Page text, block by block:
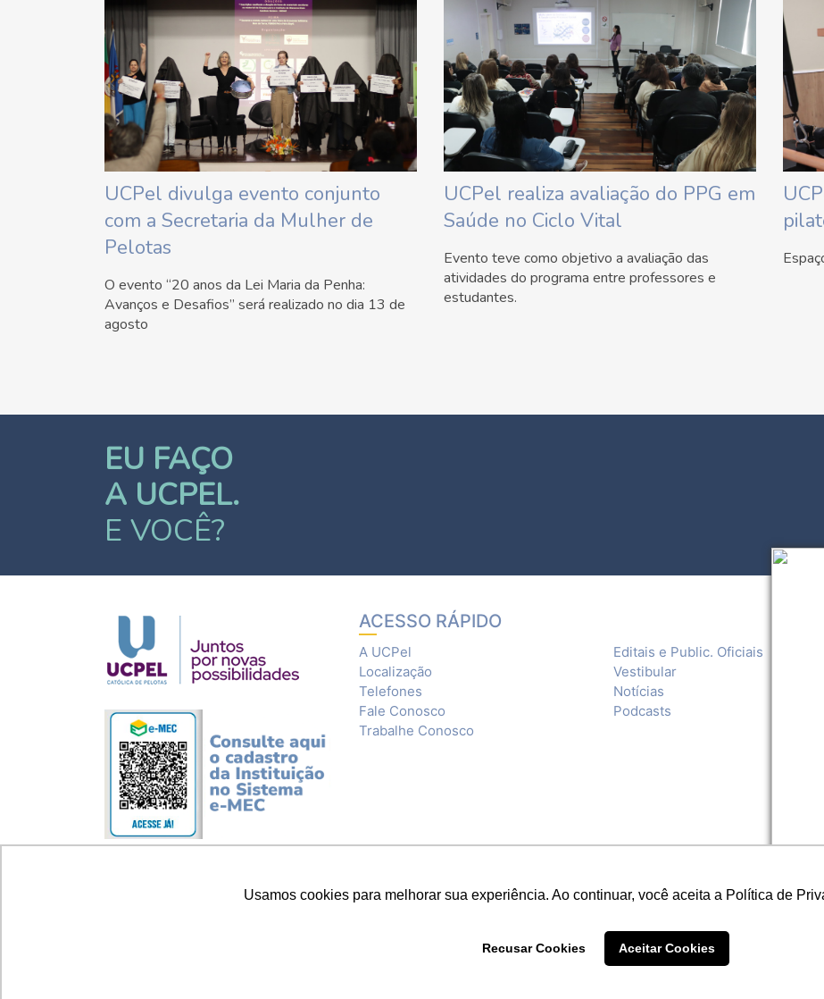
Usamos cookies para melhorar sua experiência. Ao continuar, você aceita a Política de
Recusar Cookies Aceitar Cookies
UCPel divulga evento conjunto
com a Secretaria da Mulher de
Pelotas
O evento “20 anos da Lei Maria da Penha:
Avanços e Desafios” será realizado no dia 13 de
agosto
UCPel realiza avaliação do PPG em
Saúde no Ciclo Vital
Evento teve como objetivo a avaliação das
atividades do programa entre professores e
estudantes.
EU FAÇO
A UCPEL.
E VOCÊ?
ACESSO RÁPIDO
A UCPel
Localização
Telefones
Fale Conosco
Trabalhe Conosco
Editais e Public. Oficiais
Vestibular
Notícias
Podcasts